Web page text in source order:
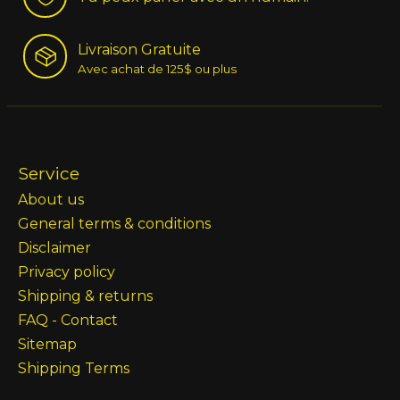
Livraison Gratuite
Avec achat de 125$ ou plus
Service
About us
General terms & conditions
Disclaimer
Privacy policy
Shipping & returns
FAQ - Contact
Sitemap
Shipping Terms